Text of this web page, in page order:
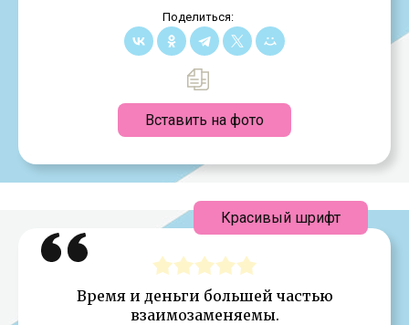
Поделиться:
Вставить на фото
Время и деньги большей частью
взаимозаменяемы.
Красивый шрифт